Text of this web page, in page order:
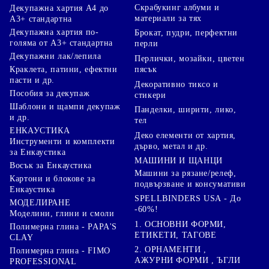
Декупажна хартия А4 до
А3+ стандартна
Декупажна хартия по-
голяма от А3+ стандартна
Декупажни лак/лепила
Краклета, патини, ефектни
пасти и др.
Пособия за декупаж
Шаблони и щампи декупаж
и др.
ЕНКАУСТИКА
Инструменти и комплекти
за Енкаустика
Восък за Енкаустика
Картони и блокове за
Енкаустика
МОДЕЛИРАНЕ
Моделини, глини и смоли
Полимерна глина - PAPA'S
CLAY
Полимерна глина - FIMO
PROFESSIONAL
Скрабукинг албуми и
материали за тях
Брокат, пудри, перфектни
перли
Перлички, мозайки, цветен
пясък
Декоративно тиксо и
стикери
Панделки, ширити, лико,
тел
Деко елементи от хартия,
дърво, метал и др.
МАШИНИ И ЩАНЦИ
Машини за рязане/релеф,
подвързване и консумативи
SPELLBINDERS USA - До
-60%!
1. ОСНОВНИ ФОРМИ,
ЕТИКЕТИ, ТАГОВЕ
2. ОРНАМЕНТИ ,
АЖУРНИ ФОРМИ , ЪГЛИ